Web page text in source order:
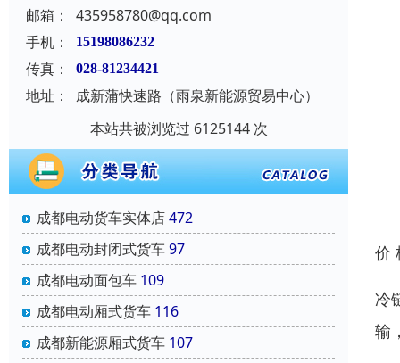
邮箱：
435958780@qq.com
手机：
15198086232
传真： 028-81234421
地址：
成新蒲快速路（雨泉新能源贸易中心）
本站共被浏览过 6125144 次
成都电动货车实体店472
成都电动封闭式货车97
成都电动面包车 109
成都电动厢式货车 116
成都新能源厢式货车 107
价
冷
输